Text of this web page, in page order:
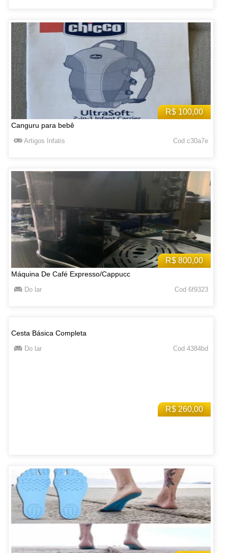
R$ 100,00
Canguru para bebê
Artigos Infatis Cod c30a7e
R$ 800,00
Máquina De Café Expresso/Cappucc
Do lar Cod 6f9323
R$ 260,00
Cesta Básica Completa
Do lar Cod 4384bd